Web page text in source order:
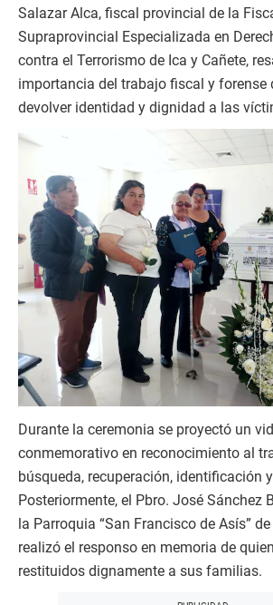
Salazar Alca, fiscal provincial de la
Supraprovincial Especializada en
contra el Terrorismo de Ica y Cañete,
importancia del trabajo fiscal y forense
devolver identidad y dignidad a las
Durante la ceremonia se proyectó un
conmemorativo en reconocimiento al
búsqueda, recuperación, identificación
Posteriormente, el Pbro. José Sánchez
la Parroquia “San Francisco de Asís”
realizó el responso en memoria de
restituidos dignamente a sus familias.